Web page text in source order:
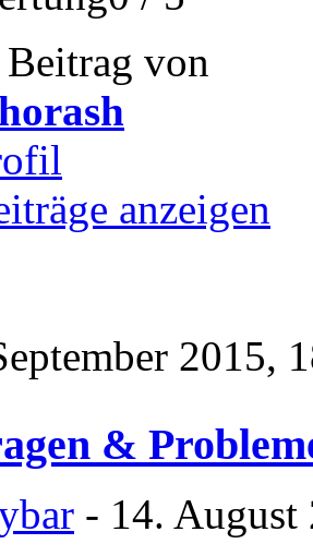
von
anzeigen
2015,
&
- 14.